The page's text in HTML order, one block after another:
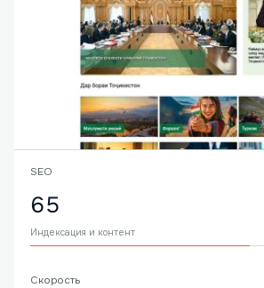
SEO
65
Индексация и контент
Скорость